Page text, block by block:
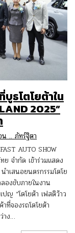
บูธโตโยต้าใน
2025”
น .. ภัทร์ฐิตา
AUTO SHOW
ย จำกัด เข้าร่วมแสดง
ำเสนอยนตรกรรมโตโย
องขับภายในงาน
ปญ “โตโยต้า เฟสติว้าว
ที่จองรถโตโยต้า
าง…